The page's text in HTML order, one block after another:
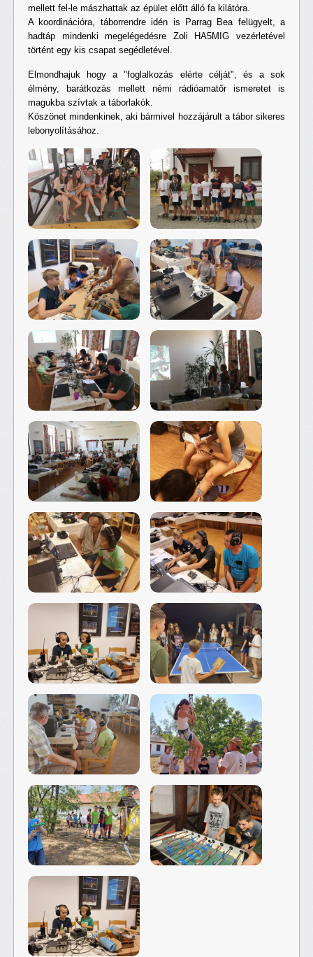
mellett fel-le mászhattak az épület előtt álló fa kilátóra.
A koordinációra, táborrendre idén is Parrag Bea felügyelt, a
hadtáp mindenki megelégedésre Zoli HA5MIG vezérletével
történt egy kis csapat segédletével.
Elmondhajuk hogy a "foglalkozás elérte célját", és a sok
élmény, barátkozás mellett némi rádióamatőr ismeretet is
magukba szívtak a táborlakók.
Köszönet mindenkinek, aki bármivel hozzájárult a tábor sikeres
lebonyolításához.